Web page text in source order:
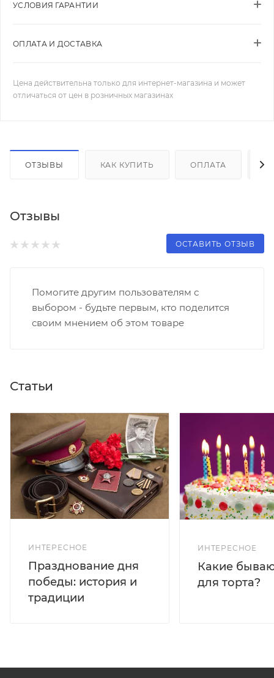
УСЛОВИЯ ГАРАНТИИ
ОПЛАТА И ДОСТАВКА
Цена действительна только для интернет-магазина и может
отличаться от цен в розничных магазинах
ОТЗЫВЫ КАК КУПИТЬ ОПЛАТА
Отзывы
ОСТАВИТЬ ОТЗЫВ
Помогите другим пользователям с
выбором - будьте первым, кто поделится
своим мнением об этом товаре
Статьи
ИНТЕРЕСНОЕ
Празднование дня
победы: история и
традиции
ИНТЕРЕСНОЕ
Какие
для торта?